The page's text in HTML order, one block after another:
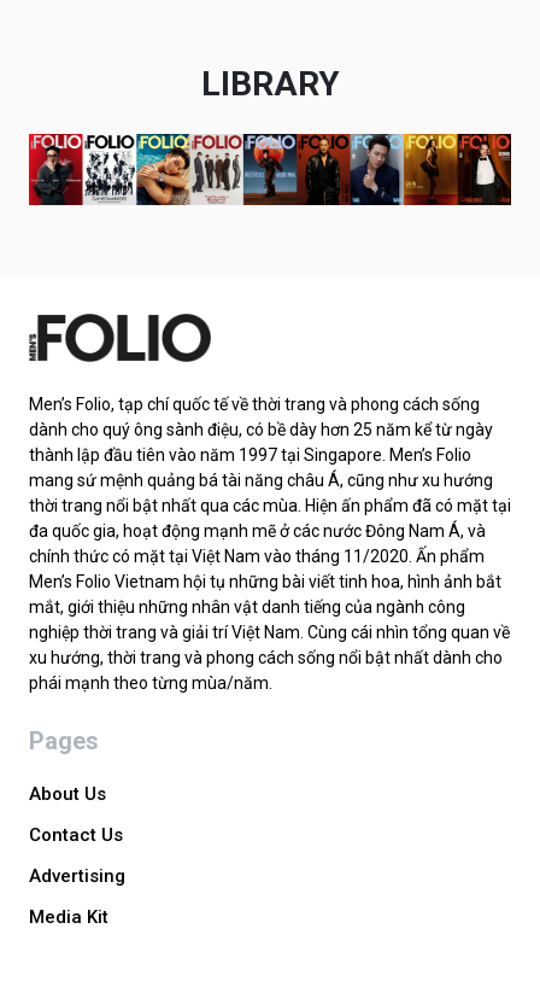
LIBRARY
Men’s Folio, tạp chí quốc tế về thời trang và phong cách sống
dành cho quý ông sành điệu, có bề dày hơn 25 năm kể từ ngày
thành lập đầu tiên vào năm 1997 tại Singapore. Men’s Folio
mang sứ mệnh quảng bá tài năng châu Á, cũng như xu hướng
thời trang nổi bật nhất qua các mùa. Hiện ấn phẩm đã có mặt tại
đa quốc gia, hoạt động mạnh mẽ ở các nước Đông Nam Á, và
chính thức có mặt tại Việt Nam vào tháng 11/2020. Ấn phẩm
Men’s Folio Vietnam hội tụ những bài viết tinh hoa, hình ảnh bắt
mắt, giới thiệu những nhân vật danh tiếng của ngành công
nghiệp thời trang và giải trí Việt Nam. Cùng cái nhìn tổng quan về
xu hướng, thời trang và phong cách sống nổi bật nhất dành cho
phái mạnh theo từng mùa/năm.
Pages
About Us
Contact Us
Advertising
Media Kit